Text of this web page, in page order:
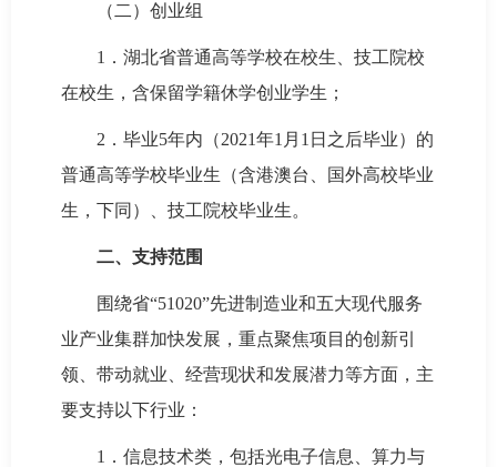
（二）创业组
1．湖北省普通高等学校在校生、技工院校
在校生，含保留学籍休学创业学生；
2．毕业5年内（2021年1月1日之后毕业）的
普通高等学校毕业生（含港澳台、国外高校毕业
生，下同）、技工院校毕业生。
二、支持范围
围绕省“51020”先进制造业和五大现代服务
业产业集群加快发展，重点聚焦项目的创新引
领、带动就业、经营现状和发展潜力等方面，主
要支持以下行业：
1．信息技术类，包括光电子信息、算力与